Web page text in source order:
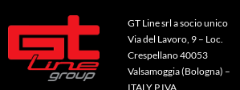
GT Line srl a socio unico
Via del Lavoro, 9 – Loc.
Crespellano 40053
Valsamoggia (Bologna) –
ITALY P.IVA